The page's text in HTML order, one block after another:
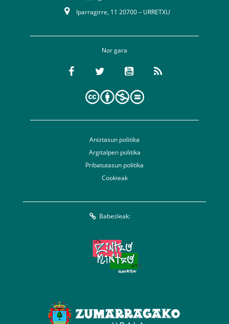
Iparragirre, 11 20700 – URRETXU
Nor gara
Aniztasun politika
Argitalpen politika
Pribatutasun politika
Cookieak
Babesleak: